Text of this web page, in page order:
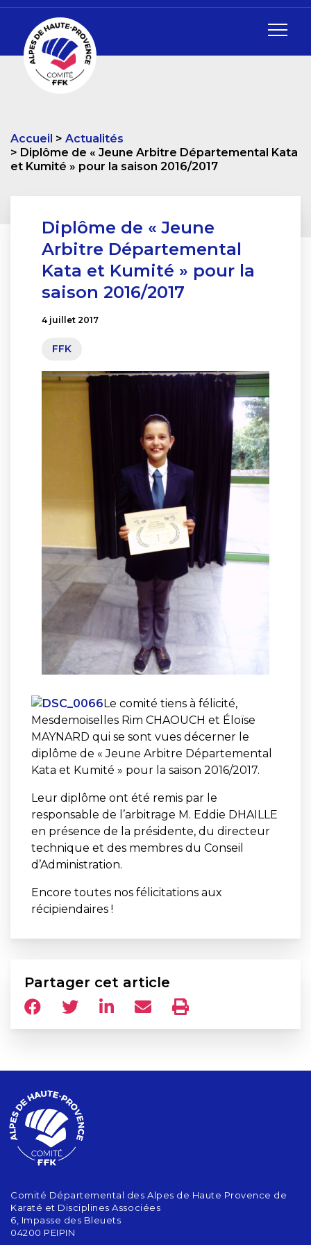
Accueil
Actualités
Diplôme de « Jeune Arbitre Départemental Kata
et Kumité » pour la saison 2016/2017
Diplôme de « Jeune
Arbitre Départemental
Kata et Kumité » pour la
saison 2016/2017
4 juillet 2017
FFK
Le comité tiens à félicité,
Mesdemoiselles Rim CHAOUCH et Éloïse
MAYNARD qui se sont vues décerner le
diplôme de « Jeune Arbitre Départemental
Kata et Kumité » pour la saison 2016/2017.
Leur diplôme ont été remis par le
responsable de l’arbitrage M. Eddie DHAILLE
en présence de la présidente, du directeur
technique et des membres du Conseil
d’Administration.
Encore toutes nos félicitations aux
récipiendaires !
Partager cet article
Comité Départemental des Alpes de Haute Provence de
Karaté et Disciplines Associées
6, Impasse des Bleuets
04200 PEIPIN